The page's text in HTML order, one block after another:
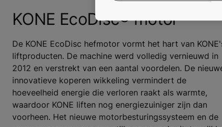
KONE EcoDisc® motor
De KONE EcoDisc hefmotor vormt het hart van
liftproducten. De machine werd volledig vernieuwd in
2012 en verstrekt van een aantal voordelen. De
innovatieve koperen wikkeling vermindert de
hoeveelheid energie die verloren raakt als warmte,
waardoor KONE liften nog energiezuiniger zijn dan
voorheen. Het nieuwe motorbesturingssysteem en de